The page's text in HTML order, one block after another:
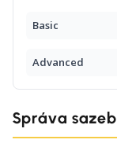
Basic
Advanced
Správa sazeb